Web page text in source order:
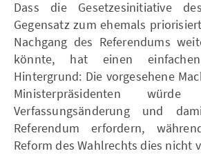
Dass die Gesetzesinitiative
Gegensatz zum ehemals
Nachgang des Referendums
könnte, hat einen
Hintergrund: Die vorgesehene
Ministerpräsidenten
Verfassungsänderung und
Referendum erfordern,
Reform des Wahlrechts dies nicht